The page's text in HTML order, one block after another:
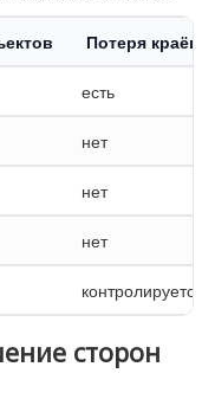
Потеря краёв
есть
нет
нет
нет
контролируется
сторон